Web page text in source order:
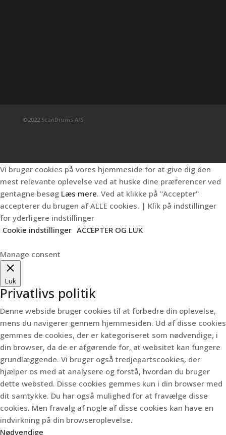
©2022 ScanDrums A/S
Vi bruger cookies på vores hjemmeside for at give dig den
mest relevante oplevelse ved at huske dine præferencer ved
gentagne besøg Læs mere. Ved at klikke på "Accepter"
accepterer du brugen af ALLE cookies. | Klik på indstillinger
for yderligere indstillinger
Cookie indstillinger ACCEPTER OG LUK
Manage consent
Luk
Privatlivs politik
Denne webside bruger cookies til at forbedre din oplevelse,
mens du navigerer gennem hjemmesiden. Ud af disse cookies
gemmes de cookies, der er kategoriseret som nødvendige, i
din browser, da de er afgørende for, at websitet kan fungere
grundlæggende. Vi bruger også tredjepartscookies, der
hjælper os med at analysere og forstå, hvordan du bruger
dette websted. Disse cookies gemmes kun i din browser med
dit samtykke. Du har også mulighed for at fravælge disse
cookies. Men fravalg af nogle af disse cookies kan have en
indvirkning på din browseroplevelse.
Nødvendige